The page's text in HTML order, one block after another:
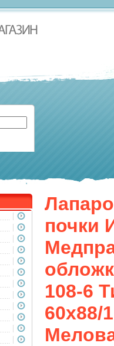
почки
108-6
60x88/